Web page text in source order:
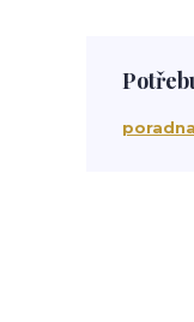
Jan Pešan
suchá